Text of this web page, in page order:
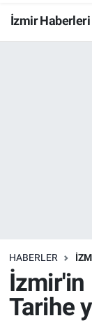
İzmir Haberleri
HABERLER
İzmir'in
Tarihe
Resmi